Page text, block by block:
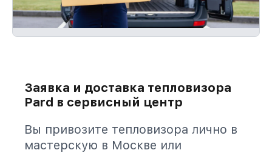
Заявка и доставка тепловизора
Pard в сервисный центр
Вы привозите тепловизора лично в
мастерскую в Москве или